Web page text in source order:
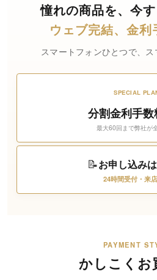
憧れの商品を、今
ウェブ完結、金利
スマートフォンひとつで、ス
SPECIAL
分割金利手
最大60回まで弊社が
📝お申し込み
24時間受付・来
PAYMENT
かしこくお